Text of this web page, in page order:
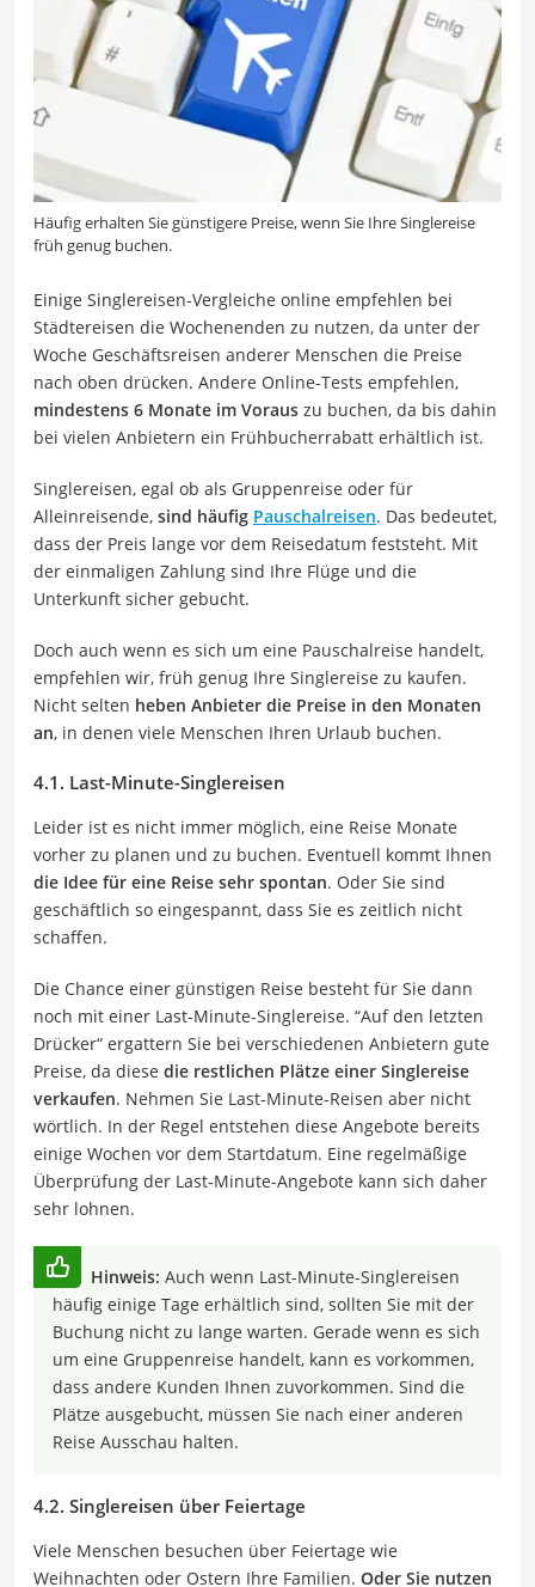
Häufig erhalten Sie günstigere Preise, wenn Sie Ihre Singlereise
früh genug buchen.
Einige Singlereisen-Vergleiche online empfehlen bei
Städtereisen die Wochenenden zu nutzen, da unter der
Woche Geschäftsreisen anderer Menschen die Preise
nach oben drücken. Andere Online-Tests empfehlen,
mindestens 6 Monate im Voraus zu buchen, da bis dahin
bei vielen Anbietern ein Frühbucherrabatt erhältlich ist.
Singlereisen, egal ob als Gruppenreise oder für
Alleinreisende, sind häufig Pauschalreisen. Das bedeutet,
dass der Preis lange vor dem Reisedatum feststeht. Mit
der einmaligen Zahlung sind Ihre Flüge und die
Unterkunft sicher gebucht.
Doch auch wenn es sich um eine Pauschalreise handelt,
empfehlen wir, früh genug Ihre Singlereise zu kaufen.
Nicht selten heben Anbieter die Preise in den Monaten
an, in denen viele Menschen Ihren Urlaub buchen.
4.1. Last-Minute-Singlereisen
Leider ist es nicht immer möglich, eine Reise Monate
vorher zu planen und zu buchen. Eventuell kommt Ihnen
die Idee für eine Reise sehr spontan. Oder Sie sind
geschäftlich so eingespannt, dass Sie es zeitlich nicht
schaffen.
Die Chance einer günstigen Reise besteht für Sie dann
noch mit einer Last-Minute-Singlereise. “Auf den letzten
Drücker“ ergattern Sie bei verschiedenen Anbietern gute
Preise, da diese die restlichen Plätze einer Singlereise
verkaufen. Nehmen Sie Last-Minute-Reisen aber nicht
wörtlich. In der Regel entstehen diese Angebote bereits
einige Wochen vor dem Startdatum. Eine regelmäßige
Überprüfung der Last-Minute-Angebote kann sich daher
sehr lohnen.
Hinweis: Auch wenn Last-Minute-Singlereisen
häufig einige Tage erhältlich sind, sollten Sie mit der
Buchung nicht zu lange warten. Gerade wenn es sich
um eine Gruppenreise handelt, kann es vorkommen,
dass andere Kunden Ihnen zuvorkommen. Sind die
Plätze ausgebucht, müssen Sie nach einer anderen
Reise Ausschau halten.
4.2. Singlereisen über Feiertage
Viele Menschen besuchen über Feiertage wie
Weihnachten oder Ostern Ihre Familien. Oder Sie nutzen